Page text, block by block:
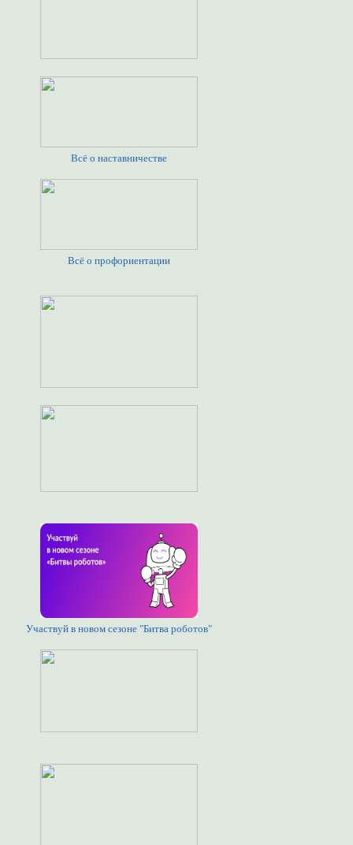
Всё о наставничестве
Всё о профориентации
Участвуй в новом сезоне "Битва роботов"